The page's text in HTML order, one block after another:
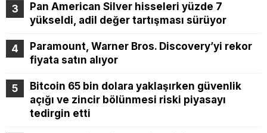
Pan American Silver hisseleri yüzde 7
yükseldi, adil değer tartışması sürüyor
Paramount, Warner Bros. Discovery’yi rekor
fiyata satın alıyor
Bitcoin 65 bin dolara yaklaşırken güvenlik
açığı ve zincir bölünmesi riski piyasayı
tedirgin etti